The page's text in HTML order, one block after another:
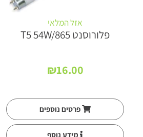
אזל המלאי
פלורוסנט T5 54W/865
₪16.00
פרטים נוספים
מידע נוסף